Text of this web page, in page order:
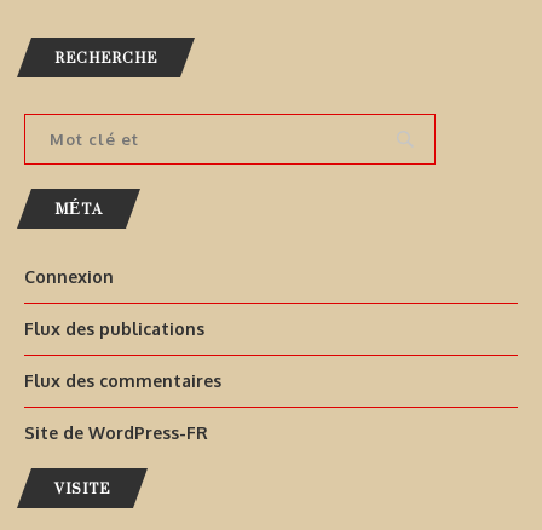
RECHERCHE
MÉTA
Connexion
Flux des publications
Flux des commentaires
Site de WordPress-FR
VISITE